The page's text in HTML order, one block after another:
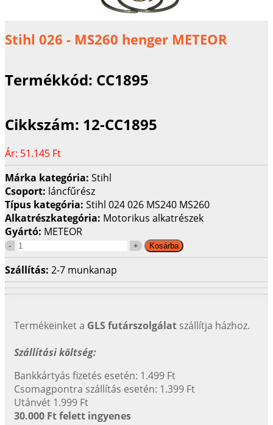
Stihl 026 - MS260 henger METEOR
Termékkód: CC1895
Cikkszám: 12-CC1895
Ár: 51.145 Ft
Márka kategória: Stihl
Csoport: láncfűrész
Típus kategória: Stihl 024 026 MS240 MS260
Alkatrészkategória: Motorikus alkatrészek
Gyártó: METEOR
Szállítás: 2-7 munkanap
Termékeinket a GLS futárszolgálat szállítja házhoz.
Szállítási költség:
Bankkártyás fizetés esetén: 1.499 Ft
Csomagpontra szállítás esetén: 1.399 Ft
Utánvét 1.999 Ft
30.000 Ft felett ingyenes